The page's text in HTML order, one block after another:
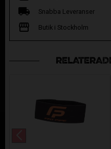
Snabba Leveranser
Butik i Stockholm